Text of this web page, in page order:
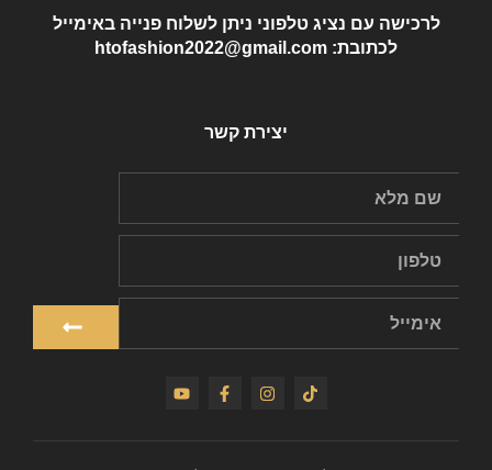
לרכישה עם נציג טלפוני ניתן לשלוח פנייה באימייל
לכתובת: htofashion2022@gmail.com
יצירת קשר